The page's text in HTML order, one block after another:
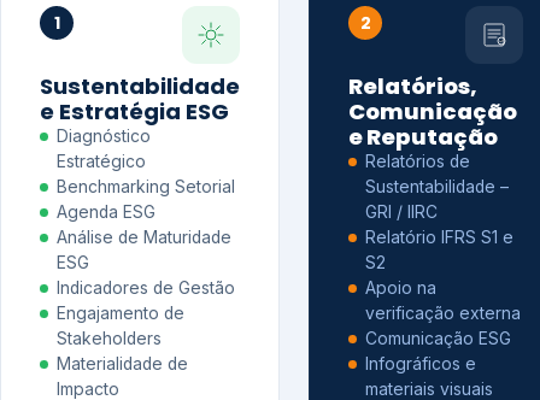
1
Sustentabilidade
e Estratégia ESG
Diagnóstico
Estratégico
Benchmarking Setorial
Agenda ESG
Análise de Maturidade
ESG
Indicadores de Gestão
Engajamento de
Stakeholders
Materialidade de
Impacto
2
Relatórios,
Comunicação
e Reputação
Relatórios de
Sustentabilidade –
GRI / IIRC
Relatório IFRS S1 e
S2
Apoio na
verificação externa
Comunicação ESG
Infográficos e
materiais visuais